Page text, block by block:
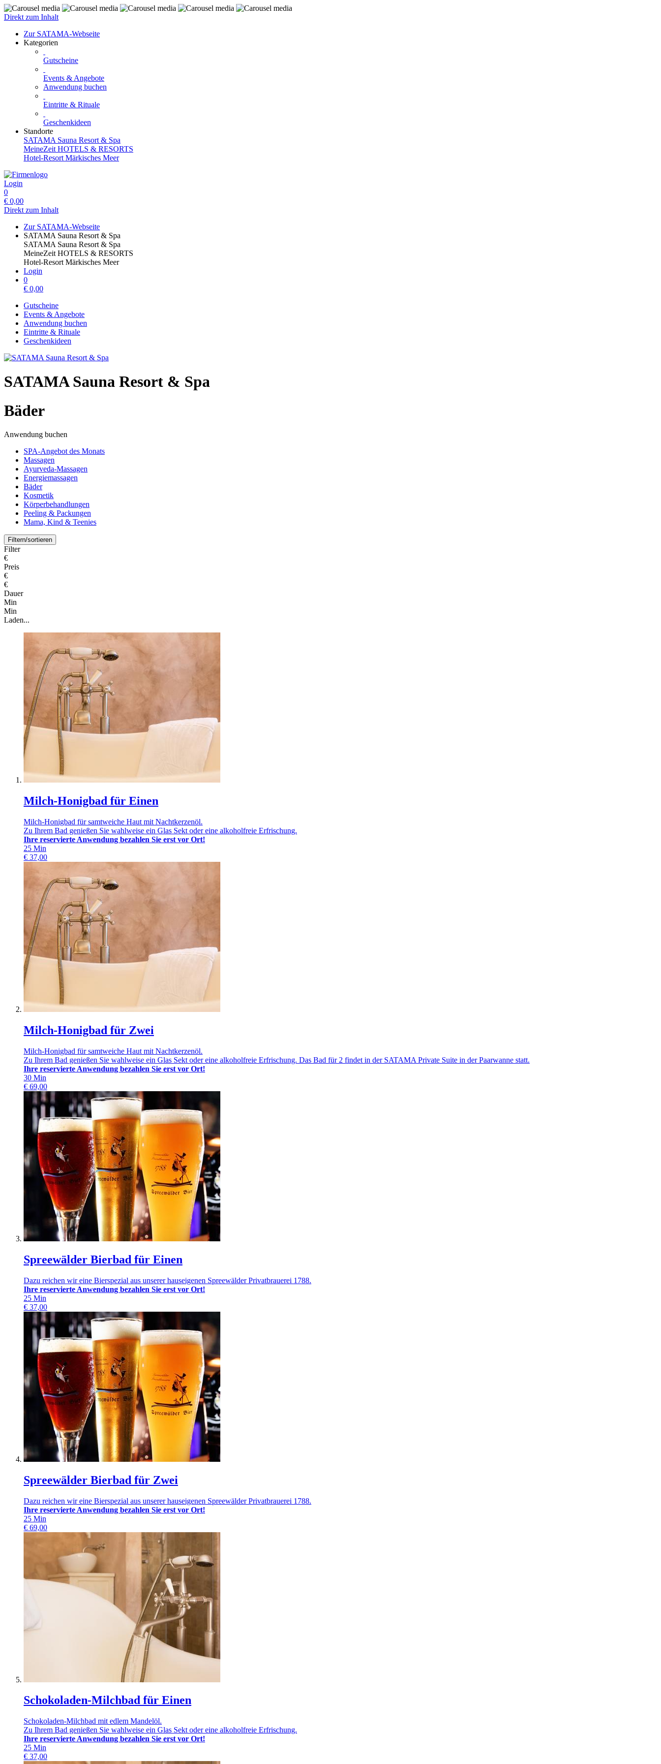
Direkt zum Inhalt
Zur SATAMA-Webseite
Kategorien
Gutscheine
Events & Angebote
Anwendung buchen
Eintritte & Rituale
Geschenkideen
Standorte
SATAMA Sauna Resort & Spa
MeineZeit HOTELS & RESORTS
Hotel-Resort Märkisches Meer
Login
0
€ 0,00
Direkt zum Inhalt
Zur SATAMA-Webseite
SATAMA Sauna Resort & Spa
SATAMA Sauna Resort & Spa
MeineZeit HOTELS & RESORTS
Hotel-Resort Märkisches Meer
Login
0
€ 0,00
Gutscheine
Events & Angebote
Anwendung buchen
Eintritte & Rituale
Geschenkideen
SATAMA Sauna Resort & Spa
Bäder
Anwendung buchen
SPA-Angebot des Monats
Massagen
Ayurveda-Massagen
Energiemassagen
Bäder
Kosmetik
Körperbehandlungen
Peeling & Packungen
Mama, Kind & Teenies
Filtern/sortieren
Filter
€
Preis
€
€
Dauer
Min
Min
Laden...
Milch-Honigbad für Einen
Milch-Honigbad für samtweiche Haut mit Nachtkerzenöl.
Zu Ihrem Bad genießen Sie wahlweise ein Glas Sekt oder eine alkoholfreie Erfrischung.
Ihre reservierte Anwendung bezahlen Sie erst vor Ort!
25 Min
€ 37,00
Milch-Honigbad für Zwei
Milch-Honigbad für samtweiche Haut mit Nachtkerzenöl.
Zu Ihrem Bad genießen Sie wahlweise ein Glas Sekt oder eine alkoholfreie Erfrischung. Das Bad für 2 findet in der SATAMA Private Suite in der Paarwanne statt.
Ihre reservierte Anwendung bezahlen Sie erst vor Ort!
30 Min
€ 69,00
Spreewälder Bierbad für Einen
Dazu reichen wir eine Bierspezial aus unserer hauseigenen Spreewälder Privatbrauerei 1788.
Ihre reservierte Anwendung bezahlen Sie erst vor Ort!
25 Min
€ 37,00
Spreewälder Bierbad für Zwei
Dazu reichen wir eine Bierspezial aus unserer hauseigenen Spreewälder Privatbrauerei 1788.
Ihre reservierte Anwendung bezahlen Sie erst vor Ort!
25 Min
€ 69,00
Schokoladen-Milchbad für Einen
Schokoladen-Milchbad mit edlem Mandelöl.
Zu Ihrem Bad genießen Sie wahlweise ein Glas Sekt oder eine alkoholfreie Erfrischung.
Ihre reservierte Anwendung bezahlen Sie erst vor Ort!
25 Min
€ 37,00